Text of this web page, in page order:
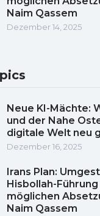
Naim Qassem
Dezember 14, 2025
Neue KI-Mächte:
und der Nahe
digitale Welt neu
Dezember 16, 2025
Irans Plan:
Hisbollah-
möglichen
Naim Qassem